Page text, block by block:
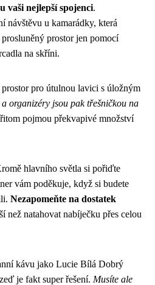
vaši nejlepší spojenci.
návštěvu u kamarádky, která
prostor jen pomocí
na skříni.
pro útulnou lavici s úložným
organizéry jsou pak třešničkou na
pojmou překvapivé množství
hlavního světla si pořiďte
vám poděkuje, když si budete
Nezapomeňte na dostatek
než natahovat nabíječku přes celou
kávu jako Lucie Bílá Dobrý
je fakt super řešení. Musíte ale